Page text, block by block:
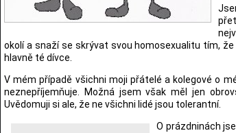
okolí a snaží se skrývat svou homosexualitu tím,
hlavně té dívce.
V mém případě všichni moji přátelé a kolegové o
neznepříjemňuje. Možná jsem však měl jen
Uvědomuji si ale, že ne všichni lidé jsou tolerantní.
O prázdninách